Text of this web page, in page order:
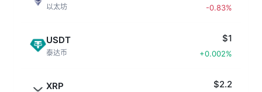
以太坊 -0.83%
USDT
泰达币
$1
+0.002%
XRP $2.2